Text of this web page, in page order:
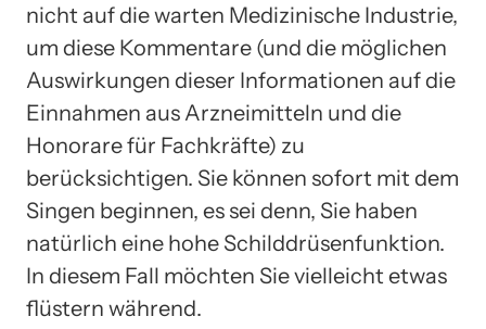
nicht auf die warten Medizinische Industrie,
um diese Kommentare (und die möglichen
Auswirkungen dieser Informationen auf die
Einnahmen aus Arzneimitteln und die
Honorare für Fachkräfte) zu
berücksichtigen. Sie können sofort mit dem
Singen beginnen, es sei denn, Sie haben
natürlich eine hohe Schilddrüsenfunktion.
In diesem Fall möchten Sie vielleicht etwas
flüstern während.